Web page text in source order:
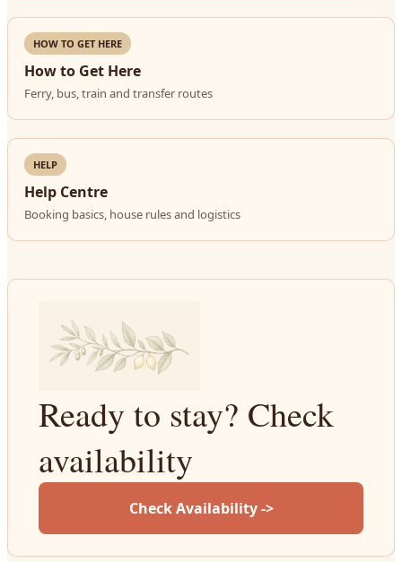
HOW TO GET HERE
How to Get Here
Ferry, bus, train and transfer routes
HELP
Help Centre
Booking basics, house rules and logistics
Ready to stay? Check
availability
Check Availability ->